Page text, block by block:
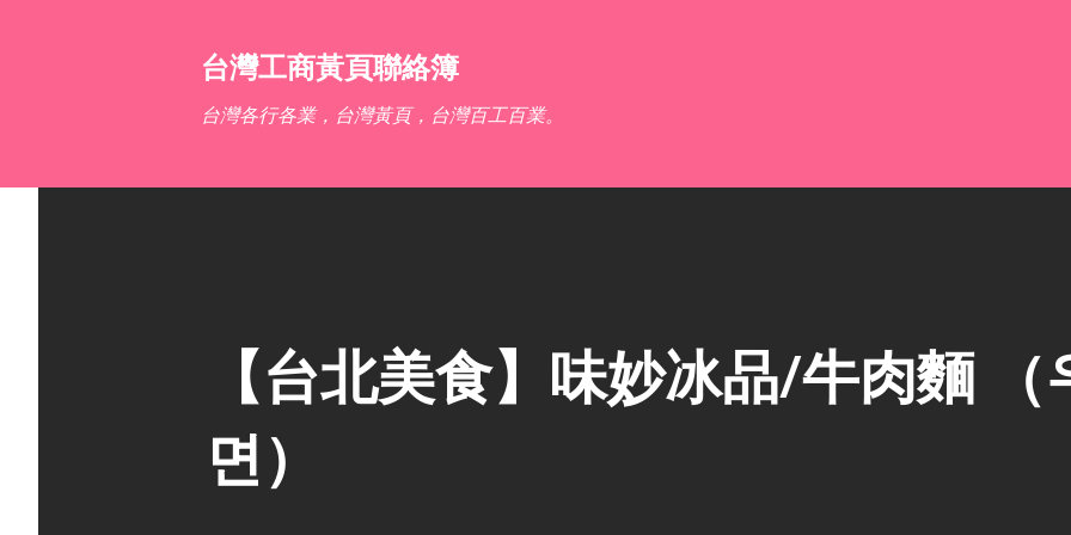
台灣工商黃頁聯絡簿
台灣各行各業，台灣黃頁，台灣百工百業。
【台北美食】味妙冰品/牛肉麵 （
면）